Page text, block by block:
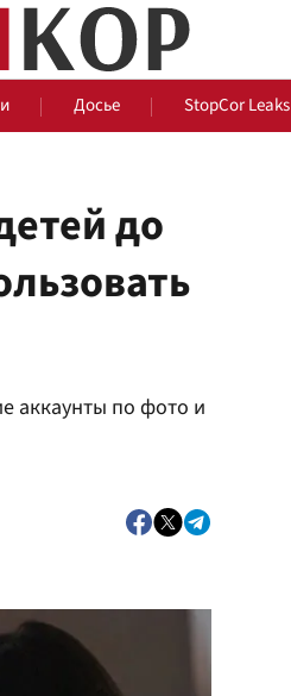
Досье StopCor Leaks
до
аккаунты по фото и